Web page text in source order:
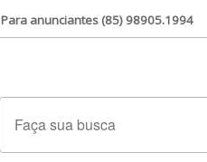
Para anunciantes (85) 98905.1994